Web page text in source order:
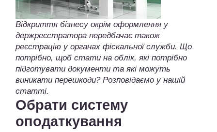
Відкриття бізнесу окрім оформлення у
держреєстратора передбачає також
реєстрацію у органах фіскальної служби. Що
потрібно, щоб стати на облік, які потрібно
підготувати документи та які можуть
виникати перешкоди? Розповідаємо у нашій
статті.
Обрати систему
оподаткування